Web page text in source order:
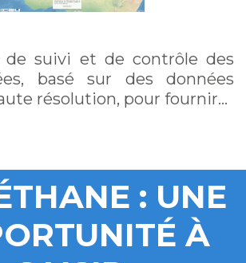
de suivi et de contrôle des
basé sur des données
résolution, pour fournir…
: UNE
À